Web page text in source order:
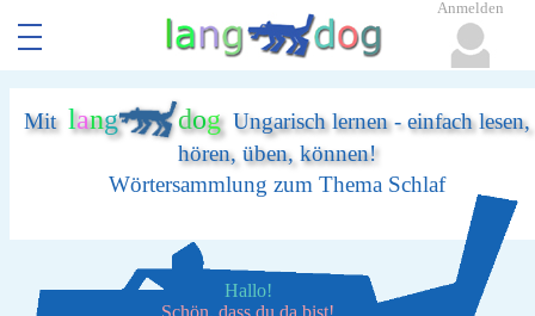
Mit lang dogUngarisch lernen - einfach lesen,
hören, üben, können!
Wörtersammlung zum Thema Schlaf
Hallo!
Anmelden